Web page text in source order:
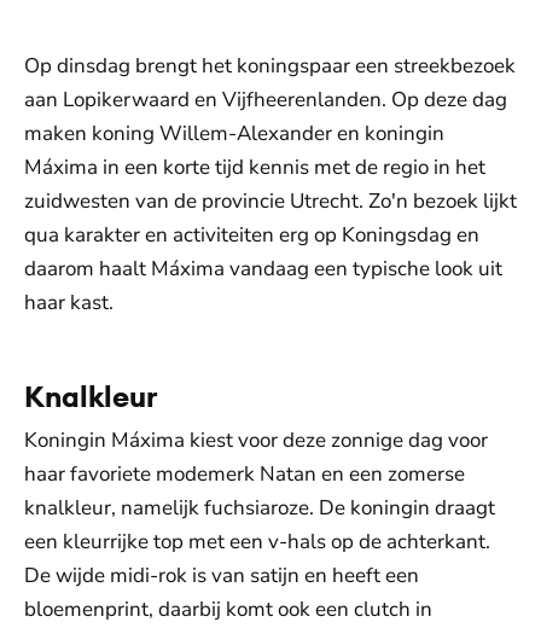
Op dinsdag brengt het koningspaar een streekbezoek
aan Lopikerwaard en Vijfheerenlanden. Op deze dag
maken koning Willem-Alexander en koningin
Máxima in een korte tijd kennis met de regio in het
zuidwesten van de provincie Utrecht. Zo'n bezoek lijkt
qua karakter en activiteiten erg op Koningsdag en
daarom haalt Máxima vandaag een typische look uit
haar kast.
Knalkleur
Koningin Máxima kiest voor deze zonnige dag voor
haar favoriete modemerk Natan en een zomerse
knalkleur, namelijk fuchsiaroze. De koningin draagt
een kleurrijke top met een v-hals op de achterkant.
De wijde midi-rok is van satijn en heeft een
bloemenprint, daarbij komt ook een clutch in